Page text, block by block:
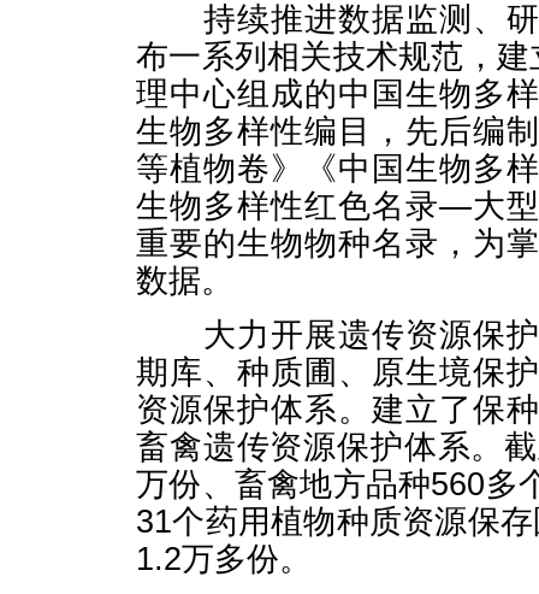
持续推进数据监测、研
布一系列相关技术规范，
理中心组成的中国生物多
生物多样性编目，先后编
等植物卷》《中国生物多
生物多样性红色名录—大
重要的生物物种名录，为
数据。
大力开展遗传资源保护
期库、种质圃、原生境保
资源保护体系。建立了保
畜禽遗传资源保护体系。
万份、畜禽地方品种560多
31个药用植物种质资源保
1.2万多份。